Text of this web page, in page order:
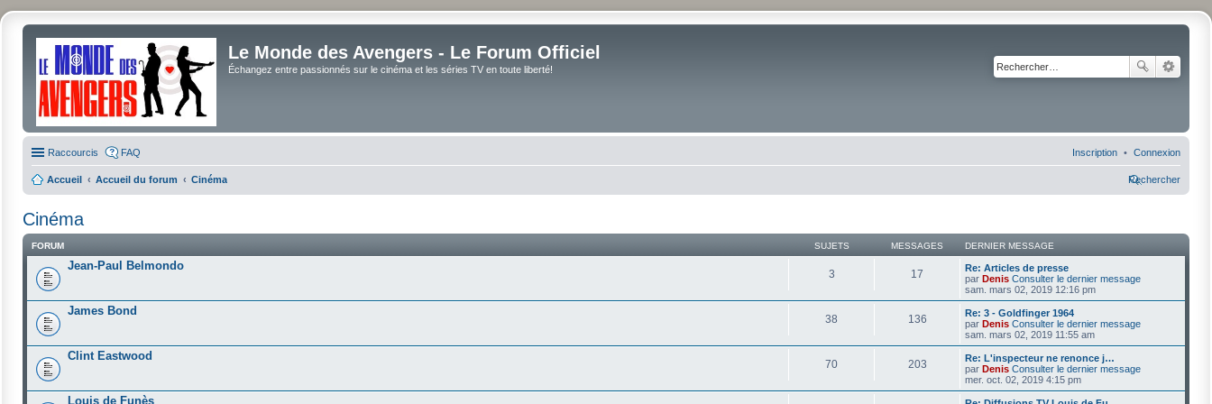
Le Monde des Avengers - Le Forum Officiel
Échangez entre passionnés sur le cinéma et les séries TV en toute liberté!
Raccourcis FAQ Connexion
Inscription
Accueil Accueil du forum Cinéma Rechercher
Cinéma
FORUM SUJETS MESSAGES DERNIER MESSAGE
Jean-Paul Belmondo
3 17
Re: Articles de presse
par Denis Consulter le dernier message
sam. mars 02, 2019 12:16 pm
James Bond
38 136
Re: 3 - Goldfinger 1964
par Denis Consulter le dernier message
sam. mars 02, 2019 11:55 am
Clint Eastwood
70 203
Re: L'inspecteur ne renonce j…
par Denis Consulter le dernier message
mer. oct. 02, 2019 4:15 pm
Louis de Funès